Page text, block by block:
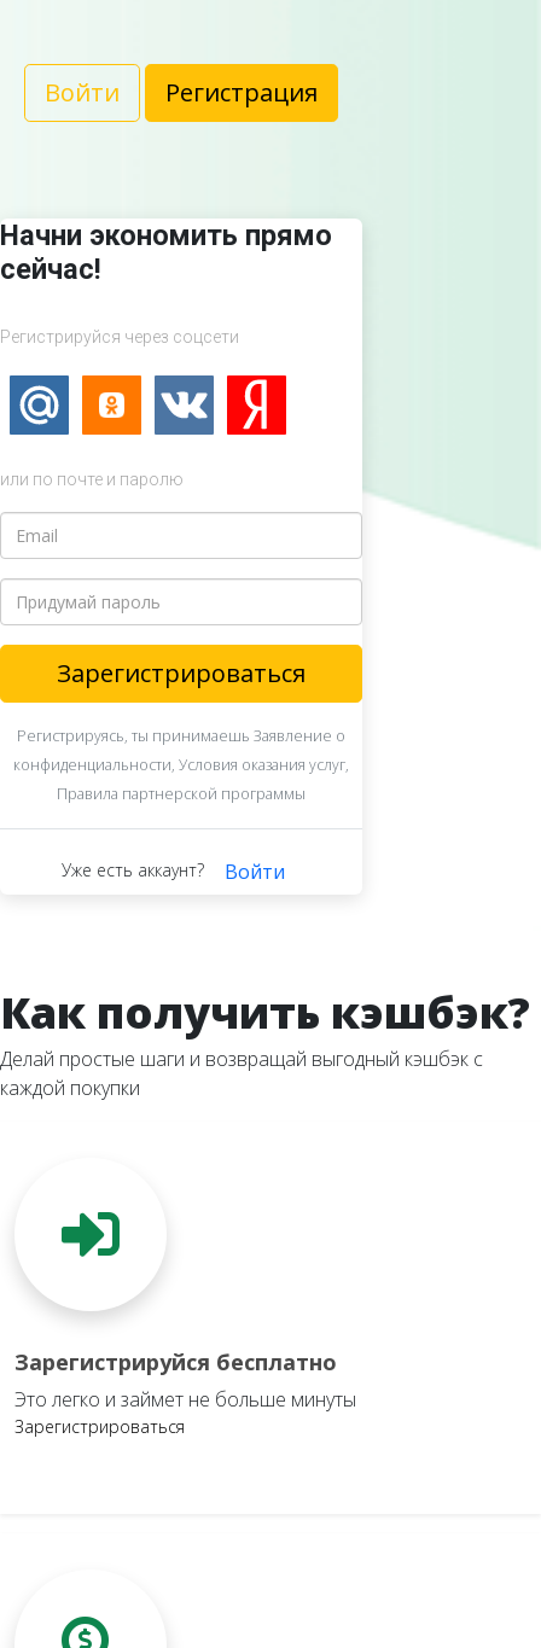
Войти Регистрация
Начни экономить прямо
сейчас!
Регистрируйся через соцсети
или по почте и паролю
Зарегистрироваться
Регистрируясь, ты принимаешь Заявление о
конфиденциальности, Условия оказания услуг,
Правила партнерской программы
Уже есть аккаунт? Войти
Как получить кэшбэк?
Делай простые шаги и возвращай выгодный кэшбэк с
каждой покупки
Зарегистрируйся бесплатно
Это легко и займет не больше минуты
Зарегистрироваться